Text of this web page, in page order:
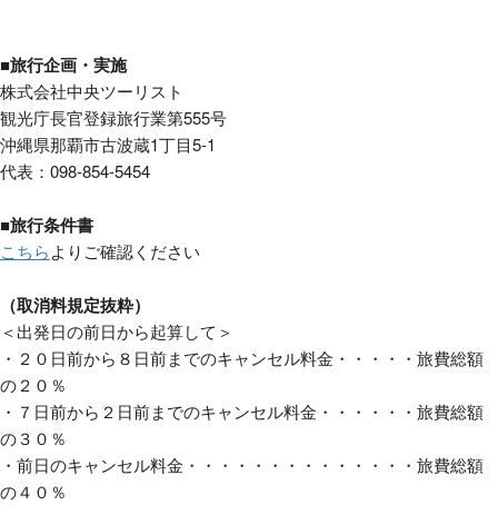
■旅行企画・実施
株式会社中央ツーリスト
観光庁長官登録旅行業第555号
沖縄県那覇市古波蔵1丁目5-1
代表：098-854-5454
■旅行条件書
こちらよりご確認ください
（取消料規定抜粋）
＜出発日の前日から起算して＞
・２０日前から８日前までのキャンセル料金・・・・・旅費総額
の２０％
・７日前から２日前までのキャンセル料金・・・・・・旅費総額
の３０％
・前日のキャンセル料金・・・・・・・・・・・・・・旅費総額
の４０％